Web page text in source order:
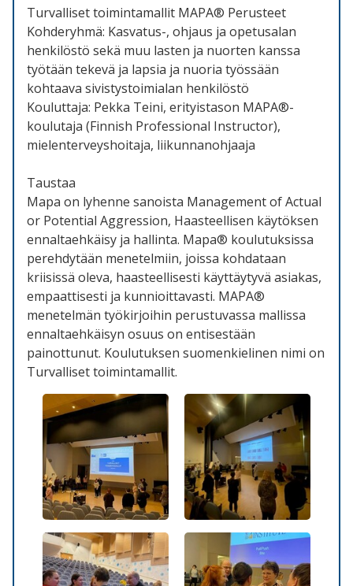
Turvalliset toimintamallit MAPA® Perusteet
Kohderyhmä: Kasvatus-, ohjaus ja opetusalan
henkilöstö sekä muu lasten ja nuorten kanssa
työtään tekevä ja lapsia ja nuoria työssään
kohtaava sivistystoimialan henkilöstö
Kouluttaja: Pekka Teini, erityistason MAPA®-
koulutaja (Finnish Professional Instructor),
mielenterveyshoitaja, liikunnanohjaaja
Taustaa
Mapa on lyhenne sanoista Management of Actual
or Potential Aggression, Haasteellisen käytöksen
ennaltaehkäisy ja hallinta. Mapa® koulutuksissa
perehdytään menetelmiin, joissa kohdataan
kriisissä oleva, haasteellisesti käyttäytyvä asiakas,
empaattisesti ja kunnioittavasti. MAPA®
menetelmän työkirjoihin perustuvassa mallissa
ennaltaehkäisyn osuus on entisestään
painottunut. Koulutuksen suomenkielinen nimi on
Turvalliset toimintamallit.